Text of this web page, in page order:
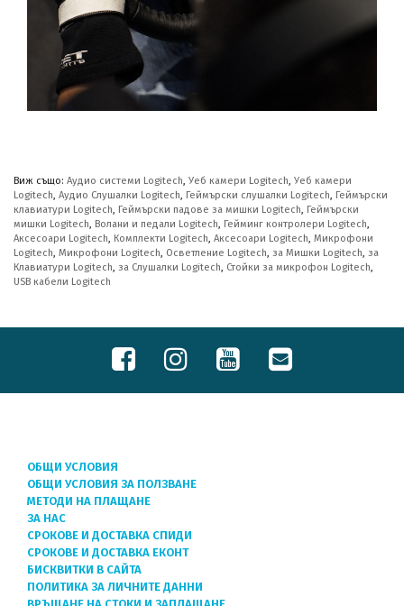
Виж също: Аудио системи Logitech, Уеб камери Logitech, Уеб камери
Logitech, Аудио Слушалки Logitech, Геймърски слушалки Logitech, Геймърски
клавиатури Logitech, Геймърски падове за мишки Logitech, Геймърски
мишки Logitech, Волани и педали Logitech, Гейминг контролери Logitech,
Аксесоари Logitech, Комплекти Logitech, Аксесоари Logitech, Микрофони
Logitech, Микрофони Logitech, Осветление Logitech, за Мишки Logitech, за
Клавиатури Logitech, за Слушалки Logitech, Стойки за микрофон Logitech,
USB кабели Logitech
ОБЩИ УСЛОВИЯ
ОБЩИ УСЛОВИЯ ЗА ПОЛЗВАНЕ
МЕТОДИ НА ПЛАЩАНЕ
ЗА НАС
СРОКОВЕ И ДОСТАВКА СПИДИ
СРОКОВЕ И ДОСТАВКА ЕКОНТ
БИСКВИТКИ В САЙТА
ПОЛИТИКА ЗА ЛИЧНИТЕ ДАННИ